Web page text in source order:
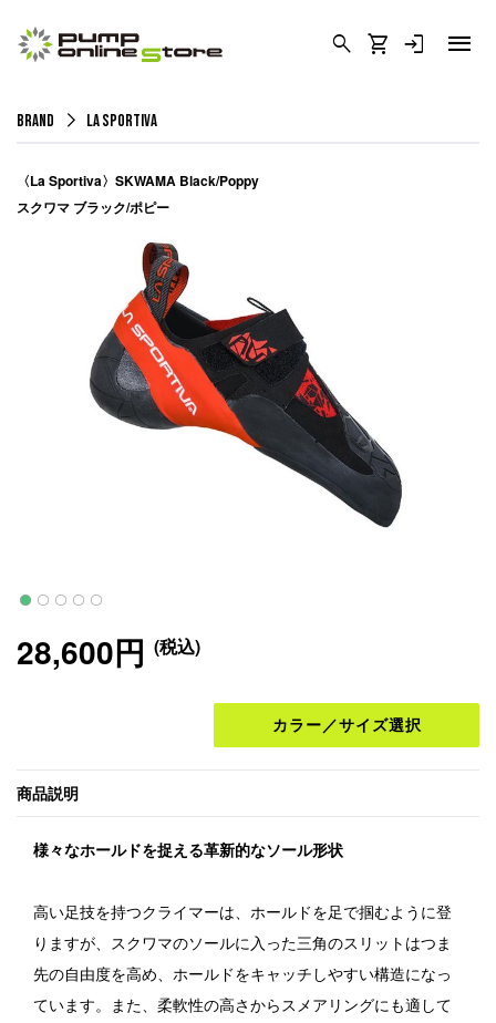
search shopping_cart login menu
BRAND arrow_forward_ios La Sportiva
〈La Sportiva〉SKWAMA Black/Poppy
スクワマ ブラック/ポピー
28,600円 (税込)
カラー／サイズ選択
商品説明
様々なホールドを捉える革新的なソール形状
高い足技を持つクライマーは、ホールドを足で掴むように登
りますが、スクワマのソールに入った三角のスリットはつま
先の自由度を高め、ホールドをキャッチしやすい構造になっ
ています。また、柔軟性の高さからスメアリングにも適して